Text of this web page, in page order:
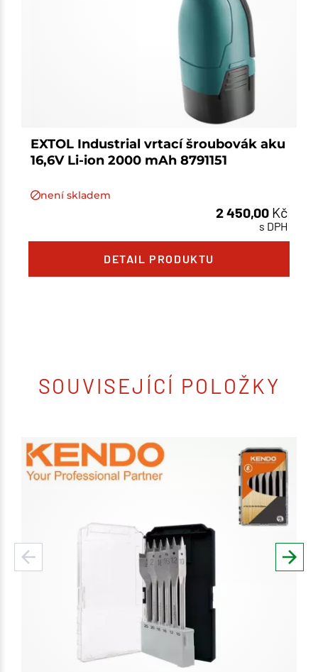
EXTOL Industrial vrtací šroubovák aku
16,6V Li-ion 2000 mAh 8791151
není skladem
2 450,00 Kč
s DPH
DETAIL PRODUKTU
Množství
SOUVISEJÍCÍ POLOŽKY